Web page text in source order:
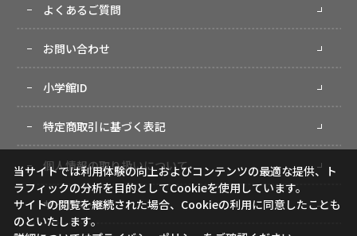
よくあるご質問
お問い合わせ
小学館ID
特定商取引に基づく表記
個人情報の取り扱いについて
サイトマップ
当サイトでは利用体験の向上およびコンテンツの最適な提供、ト
ラフィックの分析を目的としてCookieを使用しています。
サイトの閲覧を継続された場合、Cookieの利用に同意したことも
のといたします。